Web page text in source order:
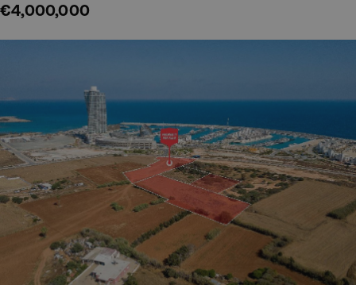
€4,000,000